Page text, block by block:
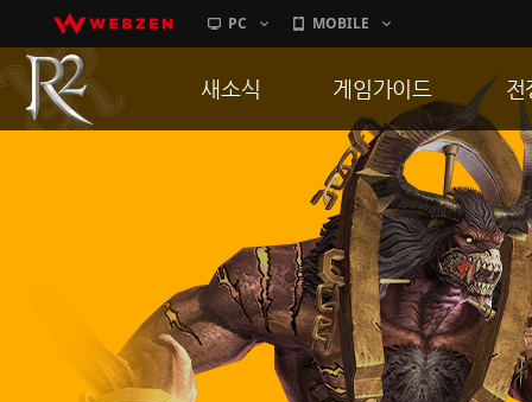
PC MOBILE
새소식
이벤트
히스토리
PC방으로간다
게임가이드
게임 특징
서버가이드
신병훈련소
세부가이드
통합보급센터
전
통
공